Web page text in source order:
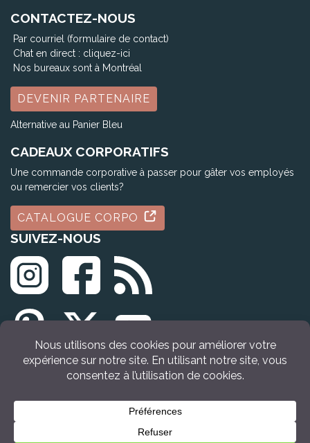
CONTACTEZ-NOUS
Par courriel (formulaire de contact)
Chat en direct : cliquez-ici
Nos bureaux sont à Montréal
DEVENIR PARTENAIRE
Alternative au Panier Bleu
CADEAUX CORPORATIFS
Une commande corporative à passer pour gâter vos employés
ou remercier vos clients?
CATALOGUE CORPO
SUIVEZ-NOUS
© Tous droits réservés Idée Cadeau Québec (2009 - 2026)